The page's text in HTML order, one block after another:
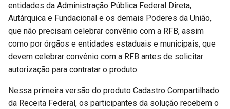
entidades da Administração Pública Federal Direta,
Autárquica e Fundacional e os demais Poderes da União,
que não precisam celebrar convênio com a RFB, assim
como por órgãos e entidades estaduais e municipais, que
devem celebrar convênio com a RFB antes de solicitar
autorização para contratar o produto.
Nessa primeira versão do produto Cadastro Compartilhado
da Receita Federal, os participantes da solução recebem o